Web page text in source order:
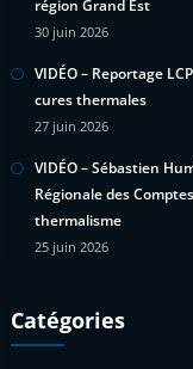
région Grand Est
30 juin 2026
VIDÉO – Reportage
cures thermales
27 juin 2026
VIDÉO – Sébastien
Régionale des
thermalisme
25 juin 2026
Catégories